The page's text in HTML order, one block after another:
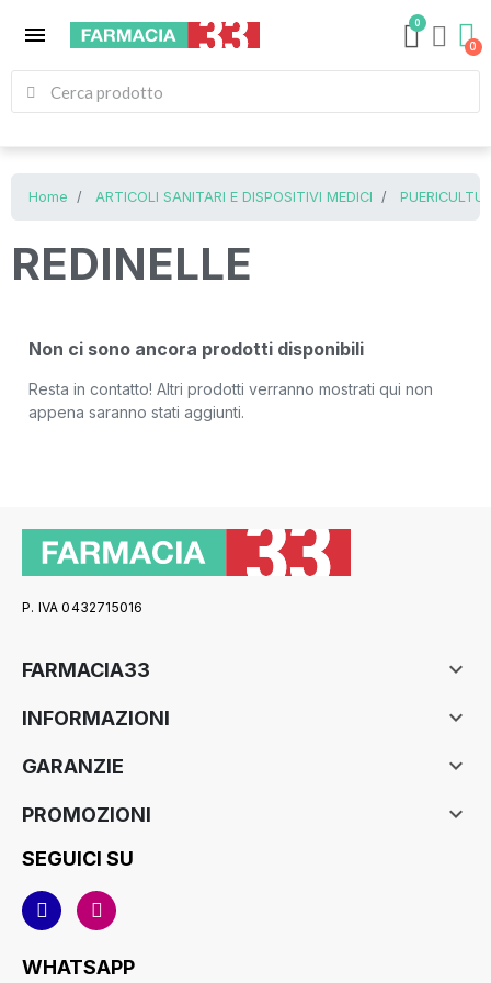
menu 0
Home ARTICOLI SANITARI E DISPOSITIVI MEDICI
REDINELLE
Non ci sono ancora prodotti disponibili
Resta in contatto! Altri prodotti verranno mostrati qui non
appena saranno stati aggiunti.
P. IVA 0432715016
FARMACIA33 
INFORMAZIONI 
GARANZIE 
PROMOZIONI 
SEGUICI SU
WHATSAPP